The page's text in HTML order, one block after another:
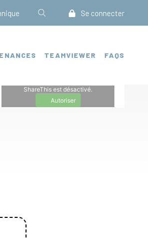
Se connecter
TEAMVIEWER FAQS
ShareThis est désactivé.
Autoriser